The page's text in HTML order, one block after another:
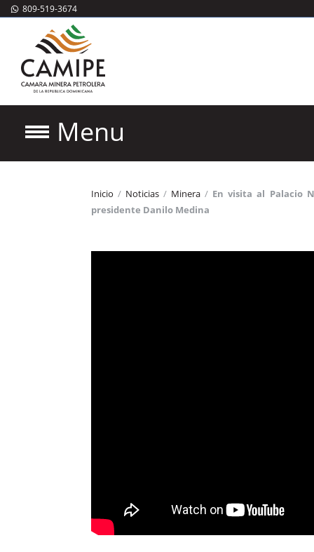
809-519-3674
Menu
Inicio / Noticias / Minera / En visita al Palacio
presidente Danilo Medina